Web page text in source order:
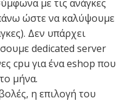
με τις ανάγκες
ώστε να καλύψουμε
Δεν υπάρχει
dedicated server
cpu για ένα eshop που
μήνα.
η επιλογή του